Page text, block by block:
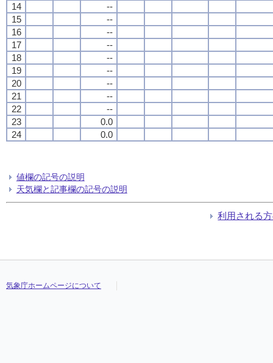
14
--
15
--
16
--
17
--
18
--
19
--
20
--
21
--
22
--
23
0.0
24
0.0
値欄の記号の説明
天気欄と記事欄の記号の説明
利用される
気象庁ホームページについて